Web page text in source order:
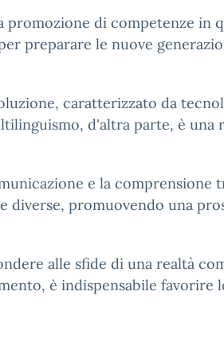
promozione di competenze in
preparare le nuove
caratterizzato da
d'altra parte, è una
e la comprensione
diverse, promuovendo una
alle sfide di una realtà
è indispensabile favorire